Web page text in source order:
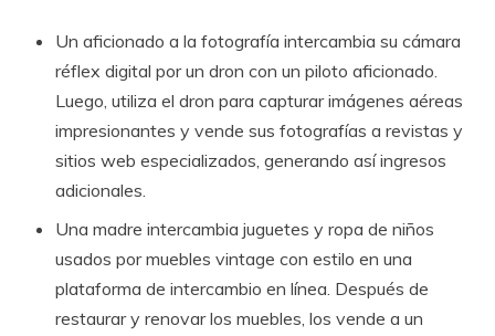
Un aficionado a la fotografía intercambia su cámara
réflex digital por un dron con un piloto aficionado.
Luego, utiliza el dron para capturar imágenes aéreas
impresionantes y vende sus fotografías a revistas y
sitios web especializados, generando así ingresos
adicionales.
Una madre intercambia juguetes y ropa de niños
usados por muebles vintage con estilo en una
plataforma de intercambio en línea. Después de
restaurar y renovar los muebles, los vende a un